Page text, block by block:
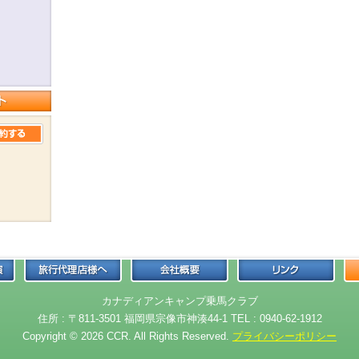
カナディアンキャンプ乗馬クラブ
住所 : 〒811-3501 福岡県宗像市神湊44-1 TEL : 0940-62-1912
Copyright © 2026 CCR. All Rights Reserved. プライバシーポリシー